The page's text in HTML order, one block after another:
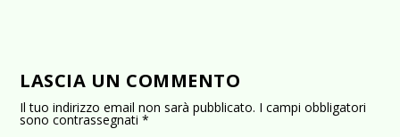
LASCIA UN COMMENTO
Il tuo indirizzo email non sarà pubblicato. I campi obbligatori
sono contrassegnati*